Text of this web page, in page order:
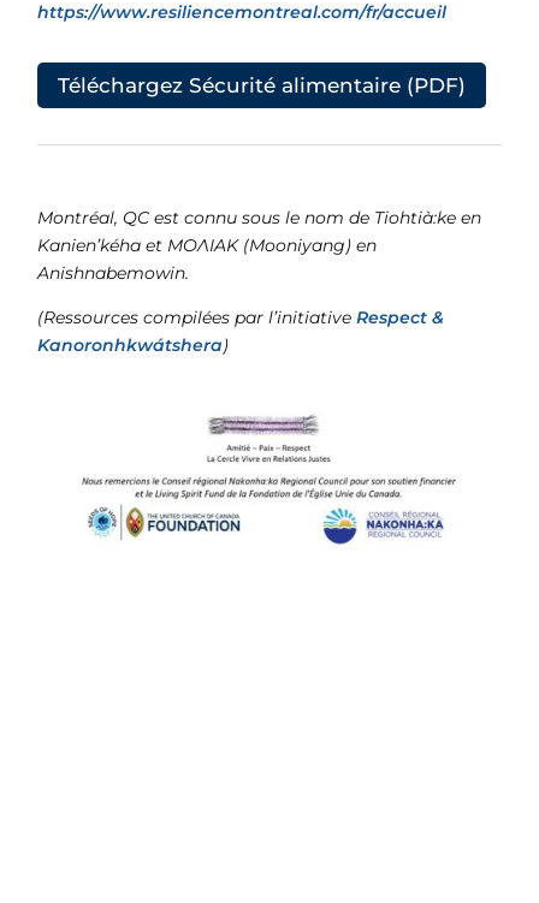
https://www.resiliencemontreal.com/fr/accueil
Téléchargez Sécurité alimentaire (PDF)
Montréal, QC est connu sous le nom de Tiohtià:ke en
Kanien’kéha et MOɅIAK (Mooniyang) en
Anishnabemowin.
(Ressources compilées par l’initiativeRespect &
Kanoronhkwátshera)